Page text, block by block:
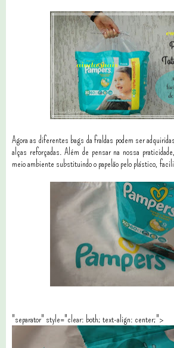
Agora as diferentes bags da fraldas podem ser
alças reforçadas. Além de pensar na nossa
meio ambiente substituindo o papelão pelo plástico,
"separator" style="clear: both; text-align: center;">